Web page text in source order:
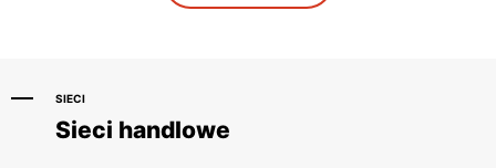
SIECI
Sieci handlowe